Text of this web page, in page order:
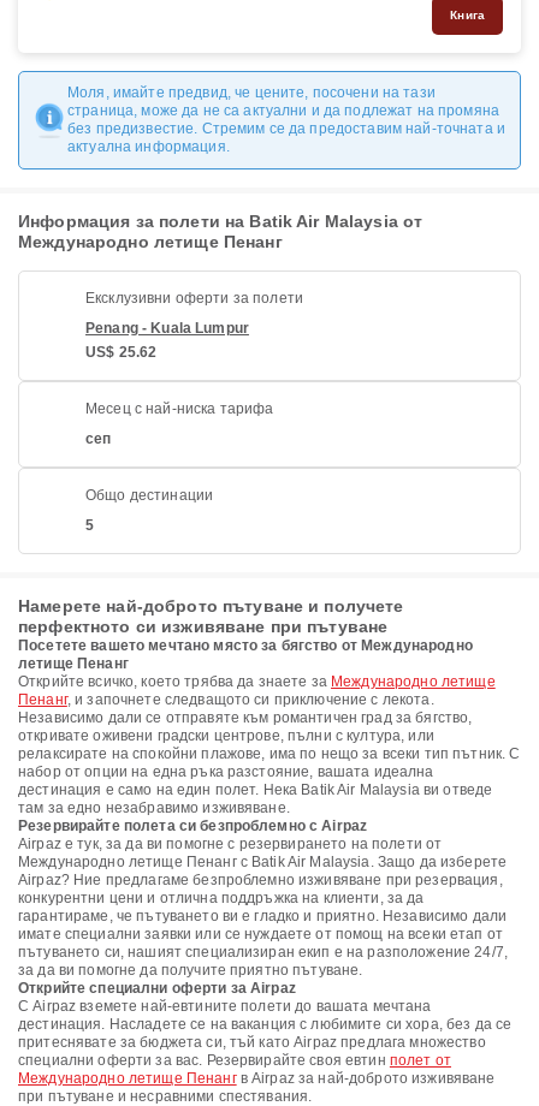
Книга
Моля, имайте предвид, че цените, посочени на тази
страница, може да не са актуални и да подлежат на промяна
без предизвестие. Стремим се да предоставим най-точната и
актуална информация.
Информация за полети на Batik Air Malaysia от
Международно летище Пенанг
Ексклузивни оферти за полети
Penang - Kuala Lumpur
US$ 25.62
Месец с най-ниска тарифа
сеп
Общо дестинации
5
Намерете най-доброто пътуване и получете
перфектното си изживяване при пътуване
Посетете вашето мечтано място за бягство от Международно
летище Пенанг
Открийте всичко, което трябва да знаете за Международно летище
Пенанг, и започнете следващото си приключение с лекота.
Независимо дали се отправяте към романтичен град за бягство,
откривате оживени градски центрове, пълни с култура, или
релаксирате на спокойни плажове, има по нещо за всеки тип пътник. С
набор от опции на една ръка разстояние, вашата идеална
дестинация е само на един полет. Нека Batik Air Malaysia ви отведе
там за едно незабравимо изживяване.
Резервирайте полета си безпроблемно с Airpaz
Airpaz е тук, за да ви помогне с резервирането на полети от
Международно летище Пенанг с Batik Air Malaysia. Защо да изберете
Airpaz? Ние предлагаме безпроблемно изживяване при резервация,
конкурентни цени и отлична поддръжка на клиенти, за да
гарантираме, че пътуването ви е гладко и приятно. Независимо дали
имате специални заявки или се нуждаете от помощ на всеки етап от
пътуването си, нашият специализиран екип е на разположение 24/7,
за да ви помогне да получите приятно пътуване.
Открийте специални оферти за Airpaz
С Airpaz вземете най-евтините полети до вашата мечтана
дестинация. Насладете се на ваканция с любимите си хора, без да се
притеснявате за бюджета си, тъй като Airpaz предлага множество
специални оферти за вас. Резервирайте своя евтин полет от
Международно летище Пенангв Airpaz за най-доброто изживяване
при пътуване и несравними спестявания.